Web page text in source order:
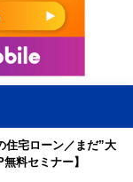
住宅ローン／まだ”大
料セミナー】